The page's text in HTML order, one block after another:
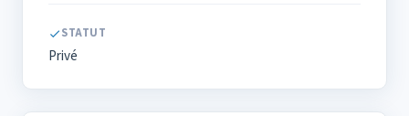
STATUT
Privé